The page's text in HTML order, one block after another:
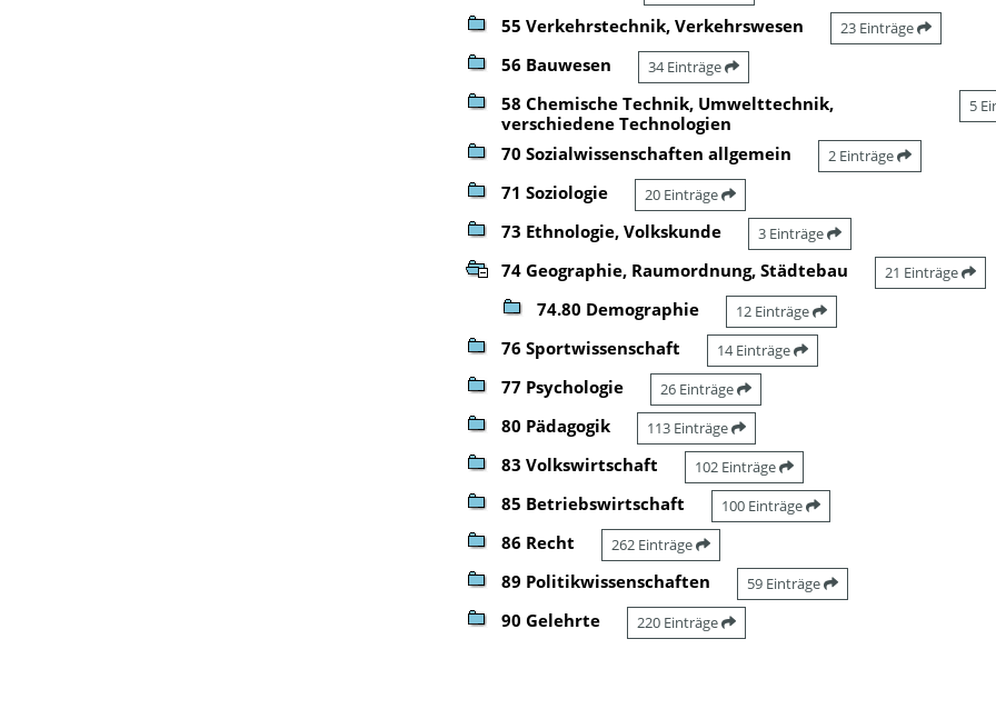
55 Verkehrstechnik, Verkehrswesen 23 Einträge
56 Bauwesen 34 Einträge
58 Chemische Technik, Umwelttechnik,
verschiedene Technologien
5
70 Sozialwissenschaften allgemein 2 Einträge
71 Soziologie 20 Einträge
73 Ethnologie, Volkskunde 3 Einträge
74 Geographie, Raumordnung, Städtebau 21 Einträge
74.80 Demographie 12 Einträge
76 Sportwissenschaft 14 Einträge
77 Psychologie 26 Einträge
80 Pädagogik 113 Einträge
83 Volkswirtschaft 102 Einträge
85 Betriebswirtschaft 100 Einträge
86 Recht 262 Einträge
89 Politikwissenschaften 59 Einträge
90 Gelehrte 220 Einträge